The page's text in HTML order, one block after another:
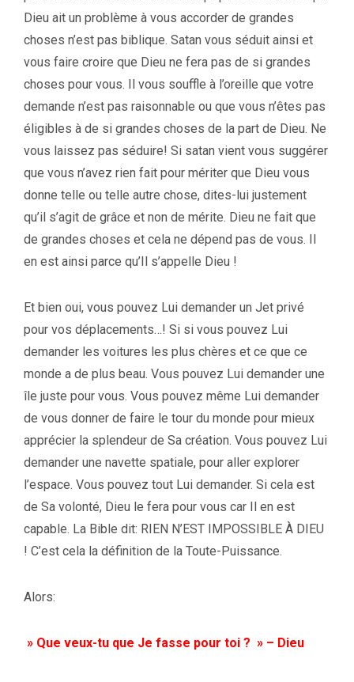
Dieu ait un problème à vous accorder de grandes
choses n’est pas biblique. Satan vous séduit ainsi et
vous faire croire que Dieu ne fera pas de si grandes
choses pour vous. Il vous souffle à l’oreille que votre
demande n’est pas raisonnable ou que vous n’êtes pas
éligibles à de si grandes choses de la part de Dieu. Ne
vous laissez pas séduire! Si satan vient vous suggérer
que vous n’avez rien fait pour mériter que Dieu vous
donne telle ou telle autre chose, dites-lui justement
qu’il s’agit de grâce et non de mérite. Dieu ne fait que
de grandes choses et cela ne dépend pas de vous. Il
en est ainsi parce qu’Il s’appelle Dieu !
Et bien oui, vous pouvez Lui demander un Jet privé
pour vos déplacements…! Si si vous pouvez Lui
demander les voitures les plus chères et ce que ce
monde a de plus beau. Vous pouvez Lui demander une
île juste pour vous. Vous pouvez même Lui demander
de vous donner de faire le tour du monde pour mieux
apprécier la splendeur de Sa création. Vous pouvez Lui
demander une navette spatiale, pour aller explorer
l’espace. Vous pouvez tout Lui demander. Si cela est
de Sa volonté, Dieu le fera pour vous car Il en est
capable. La Bible dit: RIEN N’EST IMPOSSIBLE À DIEU
! C’est cela la définition de la Toute-Puissance.
Alors:
» Que veux-tu que Je fasse pour toi ? » – Dieu